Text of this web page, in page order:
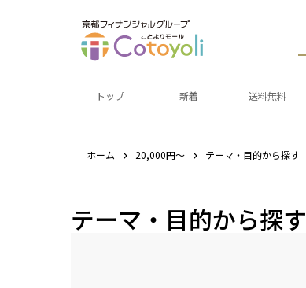
トップ 新着 送料無料
ホーム 20,000円～ テーマ・目的から探す
テーマ・目的から探す